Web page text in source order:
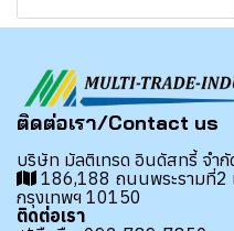
ติดต่อเรา/Contact us
บริษัท มัลติเทรด อินดัสทรี้ จำกั
186,188 ถนนพระรามที่2
กรุงเทพฯ 10150
ติดต่อเรา